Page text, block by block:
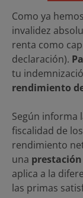
Como ya
invalidez
renta como
declaración).
tu
rendimiento
Según informa
fiscalidad de
rendimiento
una
aplica a la
las primas